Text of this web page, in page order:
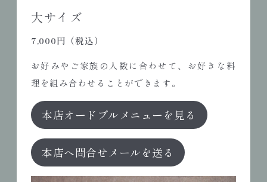
大サイズ
7,000円（税込）
お好みやご家族の人数に合わせて、お好きな料
理を組み合わせることができます。
本店オードブルメニューを見る
本店へ問合せメールを送る